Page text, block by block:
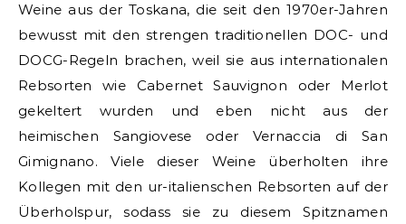
Weine aus der Toskana, die seit den 1970er-Jahren
bewusst mit den strengen traditionellen DOC- und
DOCG-Regeln brachen, weil sie aus internationalen
Rebsorten wie Cabernet Sauvignon oder Merlot
gekeltert wurden und eben nicht aus der
heimischen Sangiovese oder Vernaccia di San
Gimignano. Viele dieser Weine überholten ihre
Kollegen mit den ur-italienschen Rebsorten auf der
Überholspur, sodass sie zu diesem Spitznamen